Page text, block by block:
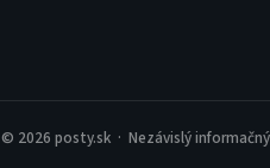
© 2026 posty.sk · Nezávislý